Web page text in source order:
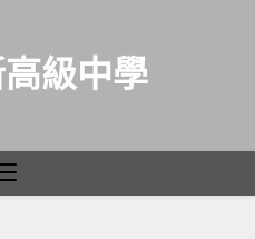
級中學